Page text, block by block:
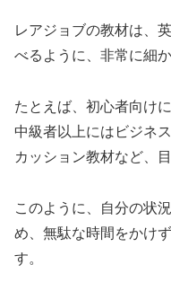
レアジョブの教材は、
べるように、非常に細
たとえば、初心者向け
中級者以上にはビジネ
カッション教材など、
このように、自分の状
め、無駄な時間をかけ
す。